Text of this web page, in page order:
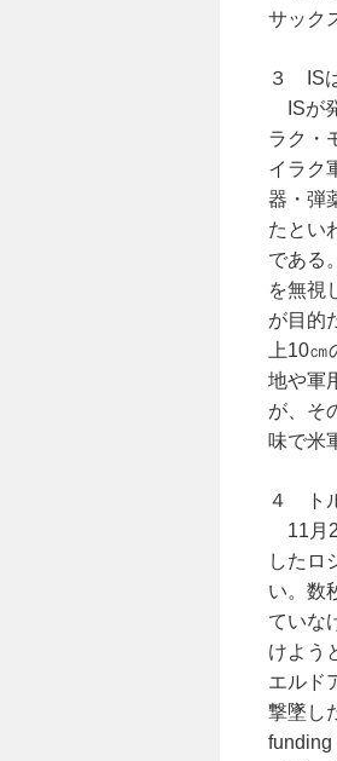
サック
３ IS
ISが
ラク・
イラク
器・弾
たとい
である
を無視
が目的
上10
地や軍
が、そ
味で米
４ ト
11月
したロ
い。数
ていな
けよう
エルド
撃墜し
funding